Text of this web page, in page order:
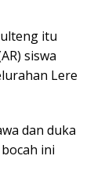
itu
siswa
Lere
dan duka
ini